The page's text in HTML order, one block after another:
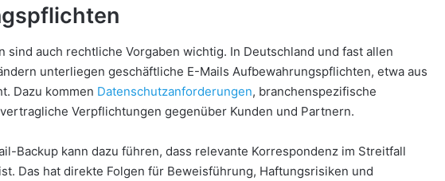
sind auch rechtliche Vorgaben wichtig. In Deutschland und fast allen
unterliegen geschäftliche E-Mails Aufbewahrungspflichten, etwa aus
Dazu kommen Datenschutzanforderungen, branchenspezifische
Verpflichtungen gegenüber Kunden und Partnern.
Backup kann dazu führen, dass relevante Korrespondenz im Streitfall
Das hat direkte Folgen für Beweisführung, Haftungsrisiken und